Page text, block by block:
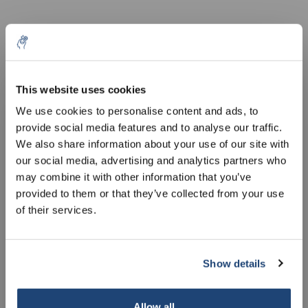
This website uses cookies
We use cookies to personalise content and ads, to
provide social media features and to analyse our traffic.
We also share information about your use of our site with
our social media, advertising and analytics partners who
may combine it with other information that you’ve
provided to them or that they’ve collected from your use
of their services.
Show details
Accessori Adattatore
filettatore per Pump-it®,
Gesch. frontale: 2" Mauser
filo grossolano, interno
€23,33 IVA Esc.
Accessori Adattatore
filettatore per Pump-it®,
Gesch. frontale: filettatura
grossolana in acciaio da
€23,33 IVA Esc.
5% off for your next order
Sign up for our newsletter to stay informed about
our new products, and receive a 10% discount on
your next purchase for all chemical products from
our own brand 😀
Your discount applies to orders above €50,00